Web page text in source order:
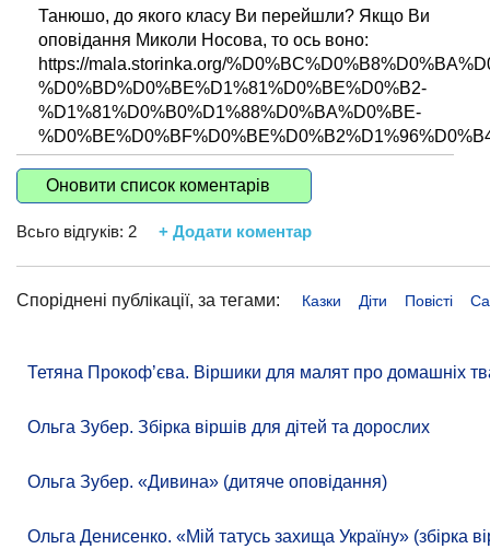
Танюшо, до якого класу Ви перейшли? Якщо Ви
оповідання Миколи Носова, то ось воно:
https://mala.storinka.org/
%D0%BD%D0%BE%D1%81%D0%BE%D0%B2-
%D1%81%D0%B0%D1%88%D0%BA%D0%BE-
Оновити список коментарів
Всьго відгуків: 2 + Додати коментар
Споріднені публікації, за тегами: Казки Діти Повісті
Тетяна Прокоф’єва. Віршики для малят про домашніх
Ольга Зубер. Збірка віршів для дітей та дорослих
Ольга Зубер. «Дивина» (дитяче оповідання)
Ольга Денисенко. «Мій татусь захища Україну» (збірка